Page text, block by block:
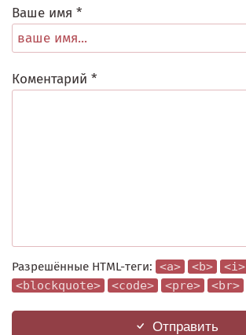
Ваше имя *
Коментарий *
Разрешённые HTML-теги: <a> <b> <i>
<blockquote>
<code> <pre> <br>
Отправить